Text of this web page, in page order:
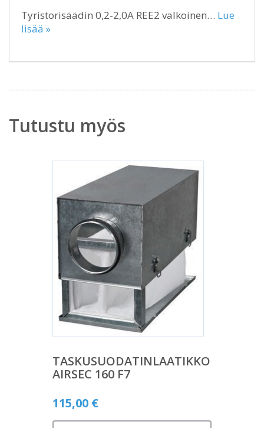
Tyristorisäädin 0,2-2,0A REE2 valkoinen… Lue
lisää »
Tutustu myös
TASKUSUODATINLAATIKKO
AIRSEC 160 F7
115,00 €